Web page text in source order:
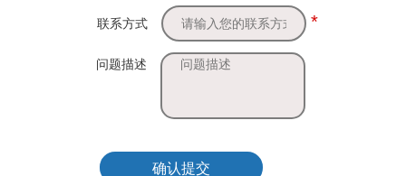
联系方式 *
问题描述
确认提交